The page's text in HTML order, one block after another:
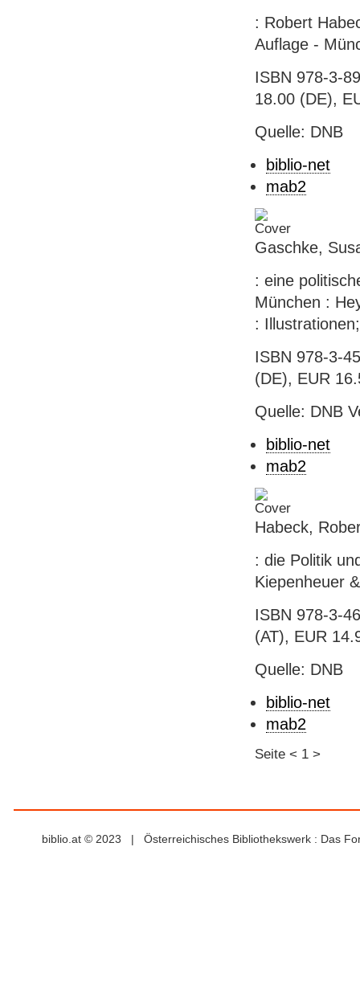
: Robert
Auflage -
ISBN 978-3-
18.00 (DE),
Quelle: DNB
biblio-net
mab2
Gaschke,
: eine
München :
:
ISBN 978-3-
(DE), EUR
Quelle: DNB
biblio-net
mab2
Habeck,
: die Politik
Kiepenheuer
ISBN 978-3-
(AT), EUR
Quelle: DNB
biblio-net
mab2
Seite < 1 >
biblio.at © 2023 | Österreichisches Bibliothekswerk : Das